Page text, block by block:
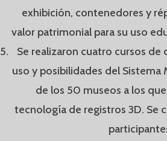
exhibición, contenedores y
valor patrimonial para su uso
Se realizaron cuatro cursos de
uso y posibilidades del Sistema
de los 50 museos a los
tecnología de registros 3D. Se